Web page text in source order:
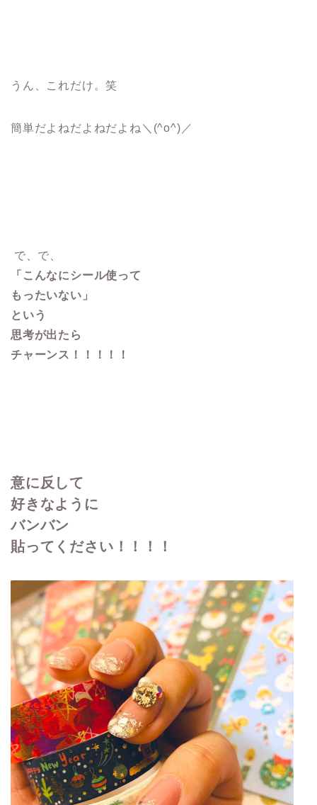
うん、これだけ。笑
簡単だよねだよねだよね＼(^o^)／
で、で、
「こんなにシール使って
もったいない」
という
思考が出たら
チャーンス！！！！！
意に反して
好きなように
バンバン
貼ってください！！！！